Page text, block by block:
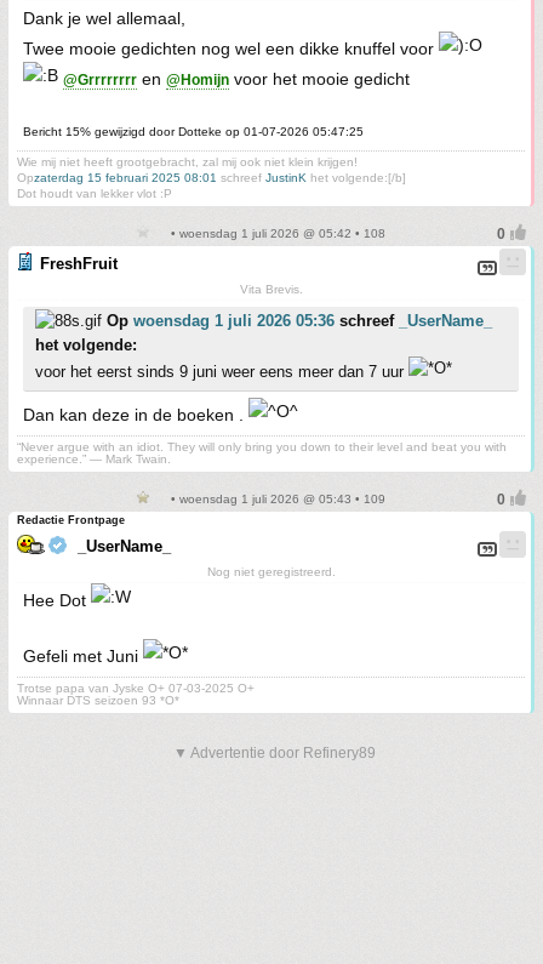
Dank je wel allemaal,
Twee mooie gedichten nog wel een dikke knuffel voor
@Grrrrrrrr en @Homijn voor het mooie gedicht
Bericht 15% gewijzigd door Dotteke op 01-07-2026 05:47:25
Wie mij niet heeft grootgebracht, zal mij ook niet klein krijgen!
Opzaterdag 15 februari 2025 08:01 schreef JustinK het volgende:[/b]
Dot houdt van lekker vlot :P
• woensdag 1 juli 2026 @ 05:42 • 108
FreshFruit
Vita Brevis.
Op woensdag 1 juli 2026 05:36 schreef
_UserName_
het volgende:
voor het eerst sinds 9 juni weer eens meer dan 7 uur
Dan kan deze in de boeken .
“Never argue with an idiot. They will only bring you down to their level and beat you with
experience.” ― Mark Twain.
• woensdag 1 juli 2026 @ 05:43 • 109
Redactie Frontpage
_UserName_
Nog niet geregistreerd.
Hee Dot
Gefeli met Juni
Trotse papa van Jyske O+ 07-03-2025 O+
Winnaar DTS seizoen 93 *O*
▼ Advertentie door Refinery89